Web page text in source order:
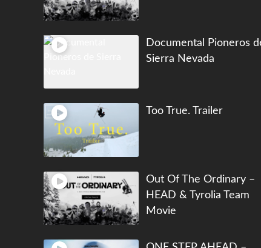
Documental Pioneros
Sierra Nevada
Too True. Trailer
Out Of The Ordinary –
HEAD & Tyrolia Team
Movie